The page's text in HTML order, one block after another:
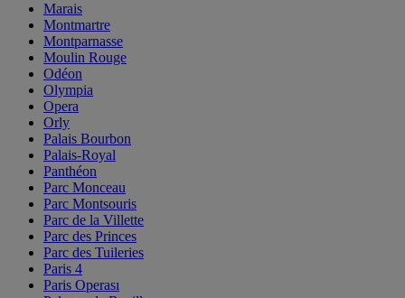
Marais
Montmartre
Montparnasse
Moulin Rouge
Odéon
Olympia
Opera
Orly
Palais Bourbon
Palais-Royal
Panthéon
Parc Monceau
Parc Montsouris
Parc de la Villette
Parc des Princes
Parc des Tuileries
Paris 4
Paris Operası